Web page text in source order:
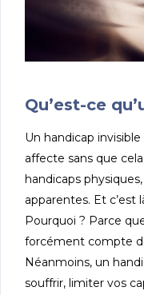
Qu’est-ce
Un handicap
affecte sans que
handicaps
apparentes. Et c’est
Pourquoi ? Parce
forcément compte
Néanmoins, un
souffrir, limiter vos